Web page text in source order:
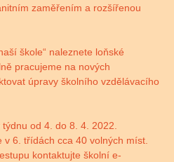
zaměřením a rozšířenou
škole“ naleznete loňské
pracujeme na nových
úpravy školního vzdělávacího
od 4. do 8. 4. 2022.
6. třídách cca 40 volných míst.
kontaktujte školní e-